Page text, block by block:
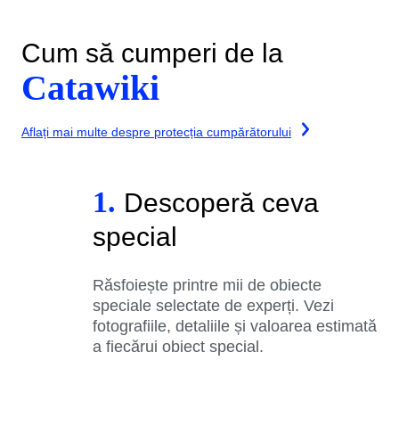
Cum să cumperi de la
Catawiki
Aflați mai multe despre protecția cumpărătorului
1. Descoperă ceva
special
Răsfoiește printre mii de obiecte
speciale selectate de experți. Vezi
fotografiile, detaliile și valoarea estimată
a fiecărui obiect special.